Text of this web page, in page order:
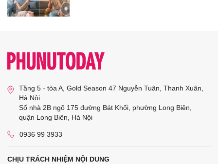
Tầng 5 - tòa A, Gold Season 47 Nguyễn Tuân, Thanh Xuân,
Hà Nội
Số nhà 2B ngõ 175 đường Bát Khối, phường Long Biên,
quận Long Biên, Hà Nội
0936 99 3933
CHỊU TRÁCH NHIỆM NỘI DUNG